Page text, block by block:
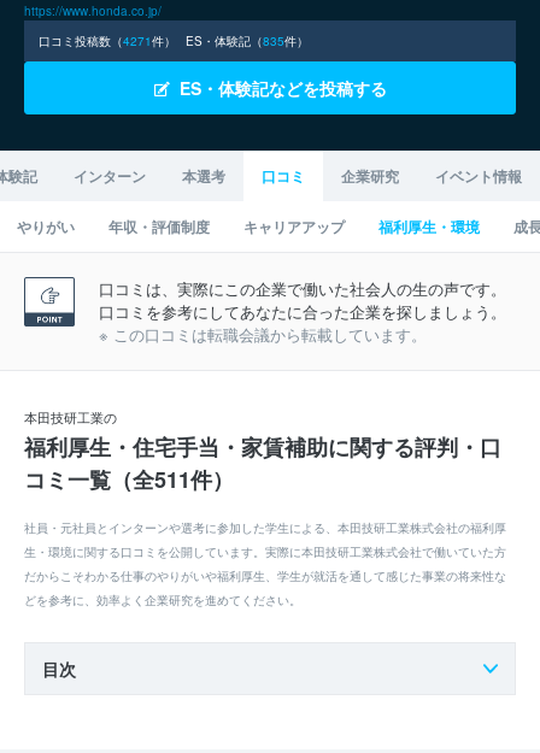
https://www.honda.co.jp/
口コミ投稿数（4271件） ES・体験記（835件）
ES・体験記などを投稿する
験記 インターン 本選考 口コミ 企業研究 イベント情報
やりがい 年収・評価制度 キャリアアップ 福利厚生・環境 成
口コミは、実際にこの企業で働いた社会人の生の声です。
口コミを参考にしてあなたに合った企業を探しましょう。
※ この口コミは転職会議から転載しています。
本田技研工業の
福利厚生・住宅手当・家賃補助に関する評判・口
コミ一覧（全511件）
社員・元社員とインターンや選考に参加した学生による、本田技研工業株式会社の福利厚
生・環境に関する口コミを公開しています。実際に本田技研工業株式会社で働いていた方
だからこそわかる仕事のやりがいや福利厚生、学生が就活を通して感じた事業の将来性な
どを参考に、効率よく企業研究を進めてください。
目次